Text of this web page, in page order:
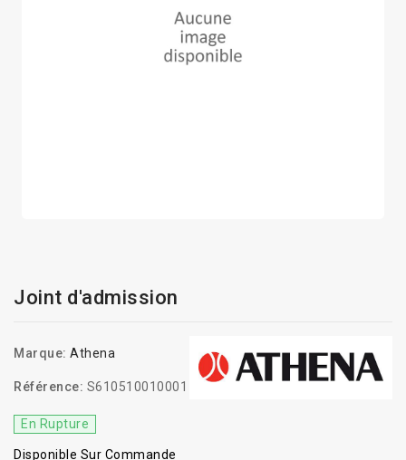
Joint d'admission
Marque: Athena
Référence: S610510010001
En Rupture
Disponible Sur Commande